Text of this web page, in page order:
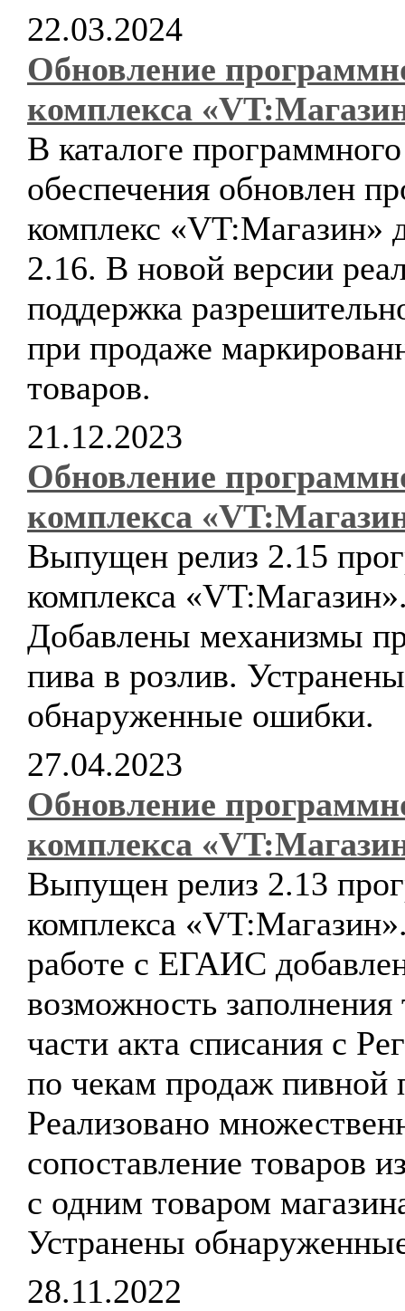
22.03.2024
Обновление
комплекса
В каталоге программного
обеспечения обновлен
комплекс «VT:Магазин»
2.16. В новой версии
поддержка
при продаже
товаров.
21.12.2023
Обновление
комплекса
Выпущен релиз 2.15
комплекса
Добавлены механизмы
пива в розлив. Устранены
обнаруженные ошибки.
27.04.2023
Обновление
комплекса
Выпущен релиз 2.13
комплекса
работе с ЕГАИС
возможность заполнения
части акта списания с
по чекам продаж пивной
Реализовано
сопоставление товаров
с одним товаром
Устранены
28.11.2022